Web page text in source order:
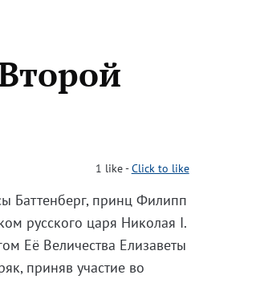
1 like-Click to like
Баттенберг, принц Филипп
русского царя Николая I.
Её Величества Елизаветы
приняв участие во